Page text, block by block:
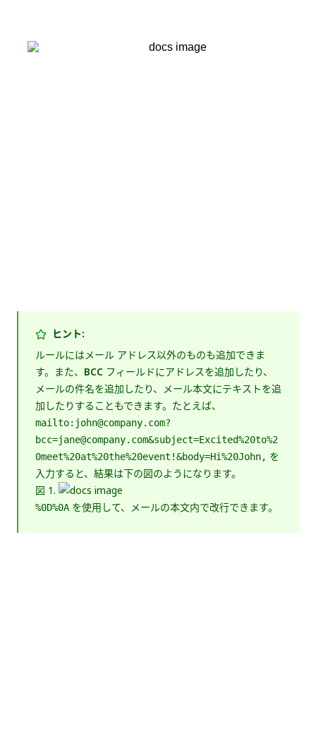
ヒント:
ルールにはメール アドレス以外のものも追加できま
す。また、 BCC フィールドにアドレスを追加したり、
メールの件名を追加したり、メール本文にテキストを追
加したりすることもできます。たとえば、
mailto:john@company.com?
bcc=jane@company.com&subject=Excited%20to%2
0meet%20at%20the%20event!&body=Hi%20John, を
入力すると、結果は下の図のようになります。
図 1.
%0D%0A を使用して、メールの本文内で改行できます。